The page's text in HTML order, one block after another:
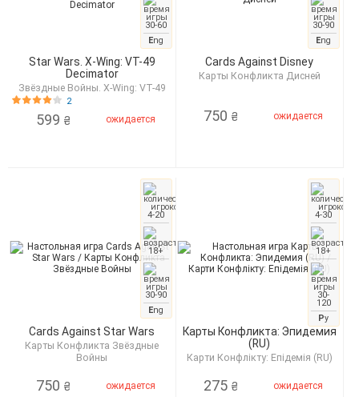
Star Wars. X-Wing: VT-49
Decimator
Звёздные Войны. X-Wing: VT-49
Decimator
30-60
Eng
2
599 ₴ ожидается
Cards Against Disney
Карты Конфликта Дисней
30-90
Eng
750 ₴ ожидается
Cards Against Star Wars
Карты Конфликта Звёздные
Войны
4-20
18+
30-90
Eng
750 ₴ ожидается
Карты Конфликта: Эпидемия
(RU)
Карти Конфлікту: Епідемія (RU)
4-30
18+
30-
120
Ру
275 ₴ ожидается